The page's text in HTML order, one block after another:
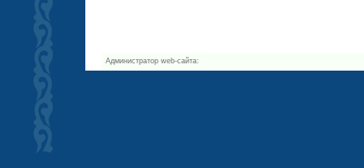
Администратор web-сайта: